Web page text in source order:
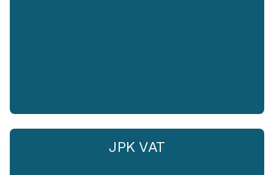
JPK VAT